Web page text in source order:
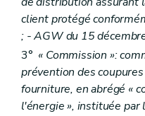
client protégé
; - AGW du 15
3° « Commission »:
prévention des
fourniture, en abrégé «
l'énergie », instituée par